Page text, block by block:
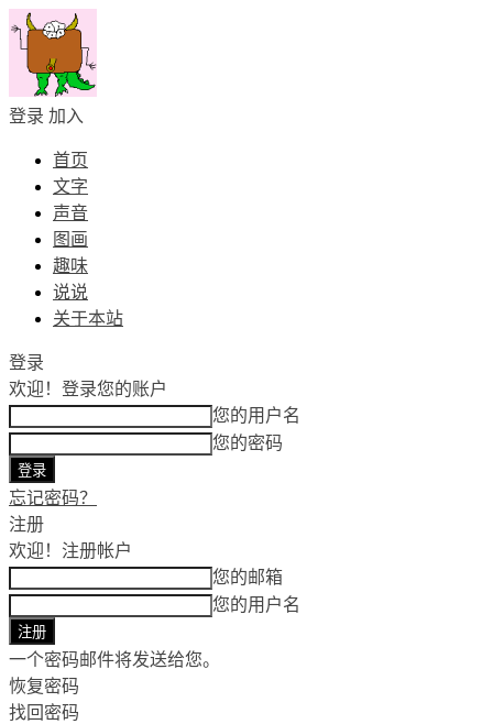
登录 加入
首页
文字
声音
图画
趣味
说说
关于本站
登录
欢迎！ 登录您的账户
您的用户名
您的密码
忘记密码？
注册
欢迎！ 注册帐户
您的邮箱
您的用户名
一个密码邮件将发送给您。
恢复密码
找回密码